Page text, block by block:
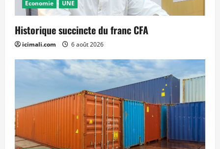
Economie UNE
Historique succincte du franc CFA
icimali.com 6 août 2026